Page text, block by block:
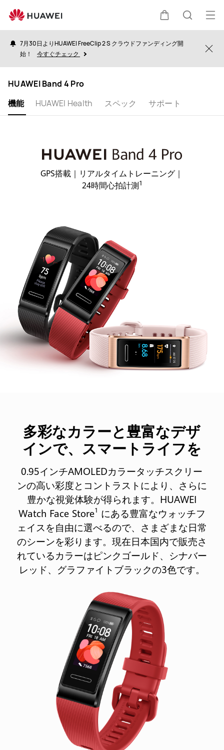
Band
4
Pro
カ
検
オ
プ
ン
ュ
7月30日よりHUAWEI FreeClip 2 S クラウドファンディング開
始！
今すぐチェック
HUAWEI Band 4 Pro
機能
HUAWEI Health スペック サポート
GPS搭載｜リアルタイムトレーニング｜
24時間心拍計測1
多彩なカラーと豊富なデザ
インで、スマートライフを
0.95インチAMOLEDカラータッチスクリー
ンの高い彩度とコントラストにより、さらに
豊かな視覚体験が得られます。HUAWEI
Watch Face Store1 にある豊富なウォッチフ
ェイスを自由に選べるので、さまざまな日常
のシーンを彩ります。現在日本国内で販売さ
れているカラーはピンクゴールド、シナバー
レッド、グラファイトブラックの3色です。